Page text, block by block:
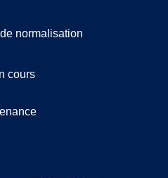
normalisation
cours